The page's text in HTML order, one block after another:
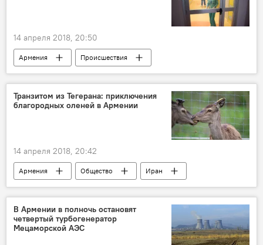
14 апреля 2018, 20:50
Армения
Происшествия
Происшествия и инциденты в Армении
дети
трагедия
Транзитом из Тегерана: приключения
благородных оленей в Армении
14 апреля 2018, 20:42
Армения Общество
Иран
олени
В Армении в полночь остановят
четвертый турбогенератор
Мецаморской АЭС